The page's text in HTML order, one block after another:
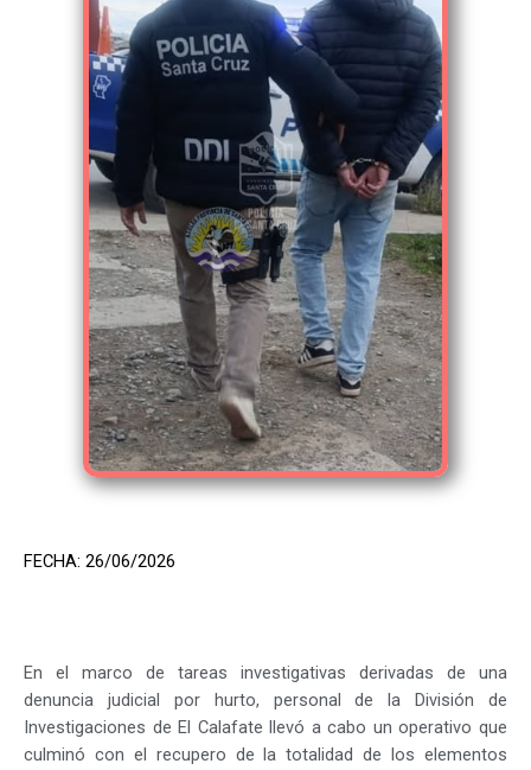
FECHA: 26/06/2026
En el marco de tareas investigativas derivadas de una
denuncia judicial por hurto, personal de la División de
Investigaciones de El Calafate llevó a cabo un operativo que
culminó con el recupero de la totalidad de los elementos